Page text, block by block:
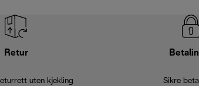
Retur
uten kjekling Sikre